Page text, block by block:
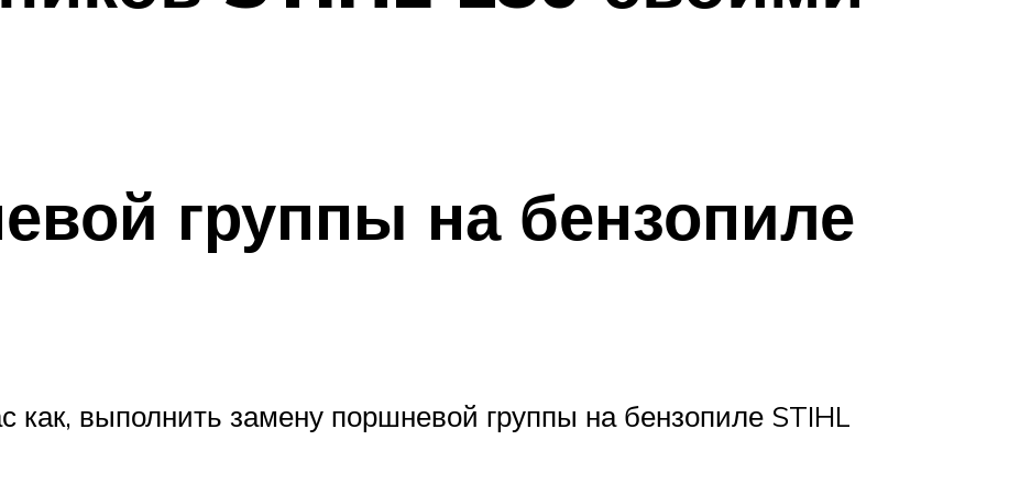
группы на бензопиле
выполнить замену поршневой группы на бензопиле STIHL